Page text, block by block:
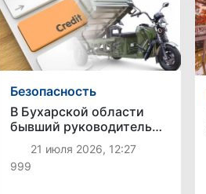
Безопасность
В Бухарской области
бывший руководитель
филиала банка оформил
кредит на имя
гражданина без его
21 июля 2026, 12:27
999